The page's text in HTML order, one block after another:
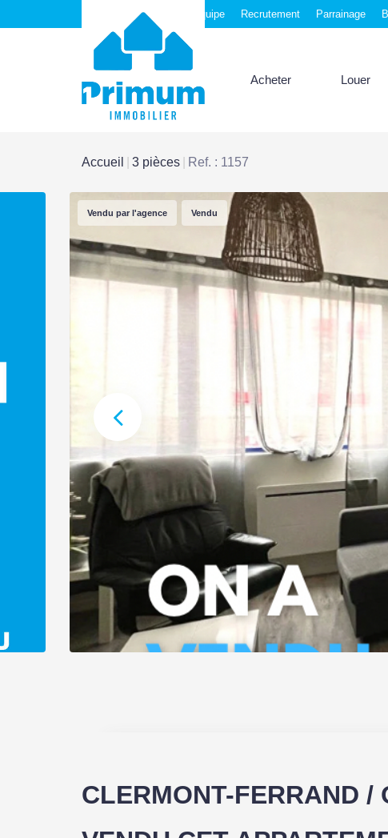
Nos agences Notre équipe Recrutement Parrainage
Acheter Louer
Accueil 3 pièces Ref. : 1157
Vendu par l'agence Vendu
CLERMONT-FERRAND /